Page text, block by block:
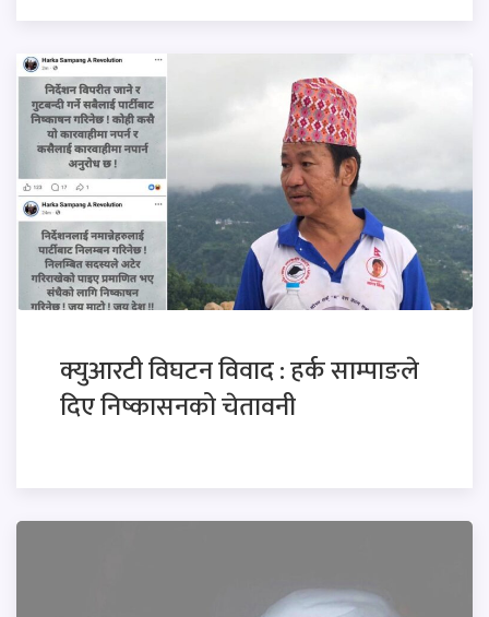
क्युआरटी विघटन विवाद : हर्क साम्पाङले
दिए निष्कासनको चेतावनी